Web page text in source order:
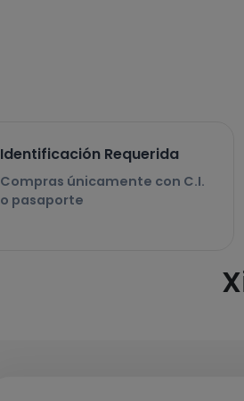
Identificación Requerida
Compras únicamente con C.I.
o pasaporte